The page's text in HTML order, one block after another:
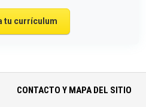
tu currículum
CONTACTO Y MAPA DEL SITIO